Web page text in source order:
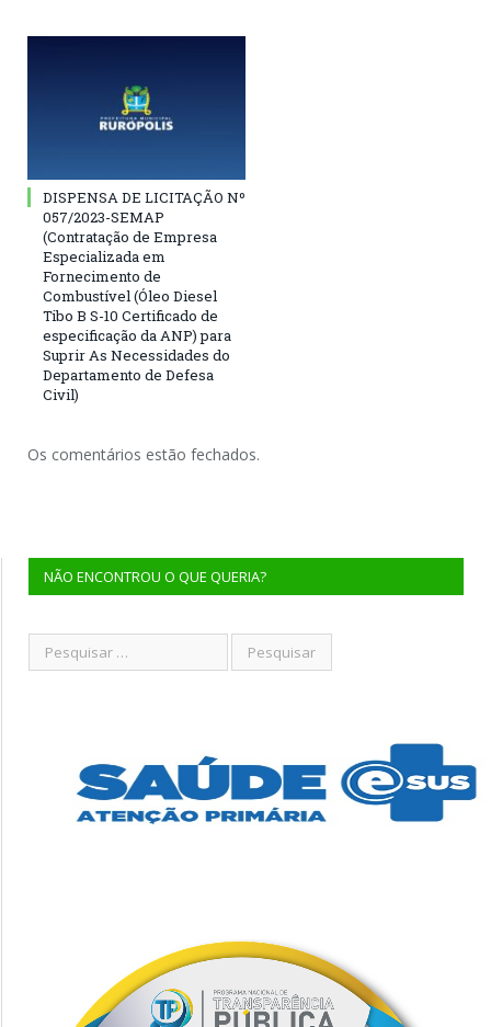
DISPENSA DE LICITAÇÃO Nº
057/2023-SEMAP
(Contratação de Empresa
Especializada em
Fornecimento de
Combustível (Óleo Diesel
Tibo B S-10 Certificado de
especificação da ANP) para
Suprir As Necessidades do
Departamento de Defesa
Civil)
Os comentários estão fechados.
NÃO ENCONTROU O QUE QUERIA?